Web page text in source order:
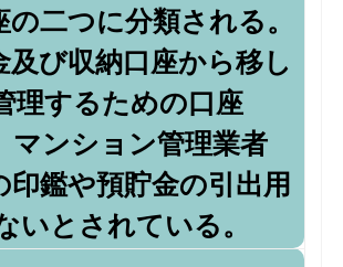
二つに分類される。
び収納口座から移し
理するための口座
マンション管理業者
鑑や預貯金の引出用
とされている。